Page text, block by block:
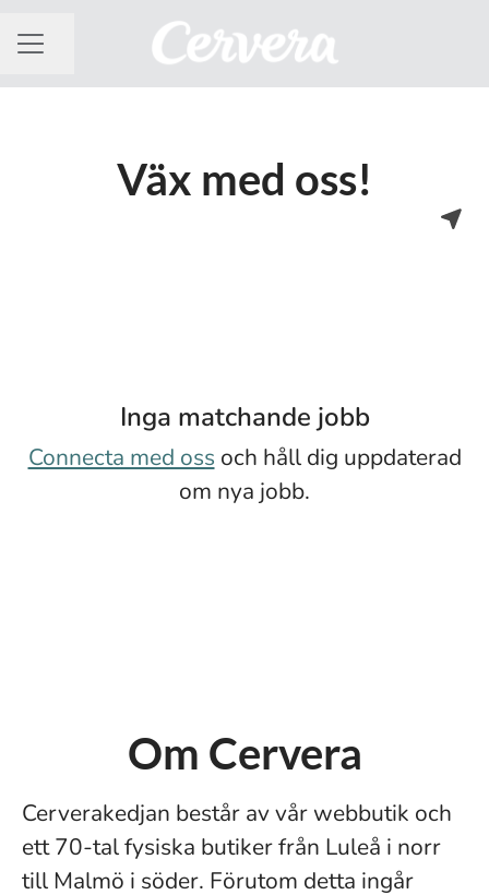
KARRIÄRMENY
Dela sidan
Väx med oss!
Inga matchande jobb
Connecta med oss och håll dig uppdaterad
om nya jobb.
Om Cervera
Cerverakedjan består av vår webbutik och
ett 70-tal fysiska butiker från Luleå i norr
till Malmö i söder. Förutom detta ingår